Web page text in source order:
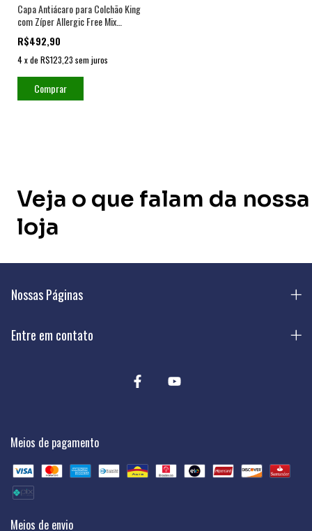
Capa Antiácaro para Colchão King
com Zíper Allergic Free Mix
Impermeável
R$492,90
4xde R$123,23 sem juros
Comprar
Veja o que falam da nossa
loja
Nossas Páginas
Entre em contato
Meios de pagamento
Meios de envio